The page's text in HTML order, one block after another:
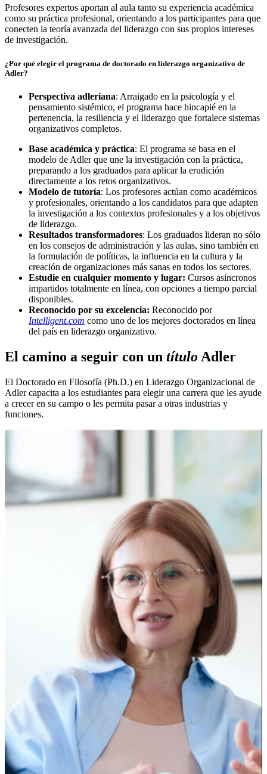
Profesores expertos aportan al aula tanto su experiencia académica
como su práctica profesional, orientando a los participantes para que
conecten la teoría avanzada del liderazgo con sus propios intereses
de investigación.
¿Por qué elegir el programa de doctorado en liderazgo organizativo de
Adler?
Perspectiva adleriana: Arraigado en la psicología y el
pensamiento sistémico, el programa hace hincapié en la
pertenencia, la resiliencia y el liderazgo que fortalece sistemas
organizativos completos.
Base académica y práctica: El programa se basa en el
modelo de Adler que une la investigación con la práctica,
preparando a los graduados para aplicar la erudición
directamente a los retos organizativos.
Modelo de tutoría: Los profesores actúan como académicos
y profesionales, orientando a los candidatos para que adapten
la investigación a los contextos profesionales y a los objetivos
de liderazgo.
Resultados transformadores: Los graduados lideran no sólo
en los consejos de administración y las aulas, sino también en
la formulación de políticas, la influencia en la cultura y la
creación de organizaciones más sanas en todos los sectores.
Estudie en cualquier momento y lugar: Cursos asíncronos
impartidos totalmente en línea, con opciones a tiempo parcial
disponibles.
Reconocido por su excelencia: Reconocido por
Intelligent.com como uno de los mejores doctorados en línea
del país en liderazgo organizativo.
El camino a seguir con un título Adler
El Doctorado en Filosofía (Ph.D.) en Liderazgo Organizacional de
Adler capacita a los estudiantes para elegir una carrera que les ayude
a crecer en su campo o les permita pasar a otras industrias y
funciones.